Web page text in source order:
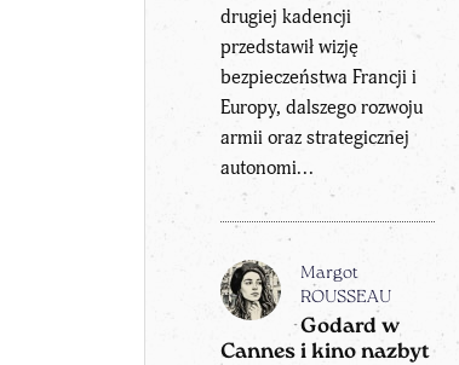
drugiej kadencji
przedstawił wizję
bezpieczeństwa Francji i
Europy, dalszego rozwoju
armii oraz strategicznej
autonomi...
Margot
ROUSSEAU
Godard w
Cannes i kino nazbyt